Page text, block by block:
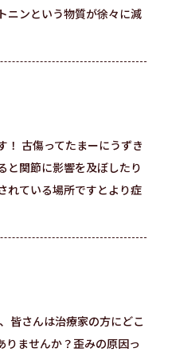
ニンという物質が徐々に減
！ 古傷ってたまーにうずき
と関節に影響を及ぼしたり
れている場所ですとより症
皆さんは治療家の方にどこ
りませんか？歪みの原因っ